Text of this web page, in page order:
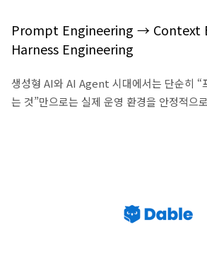
Prompt Engineering → Context
Harness Engineering
생성형 AI와 AI Agent 시대에서는 단순히 “
는 것”만으로는 실제 운영 환경을 안정적으